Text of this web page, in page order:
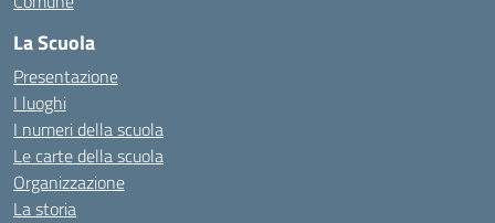
La Scuola
Presentazione
I luoghi
I numeri della scuola
Le carte della scuola
Organizzazione
La storia